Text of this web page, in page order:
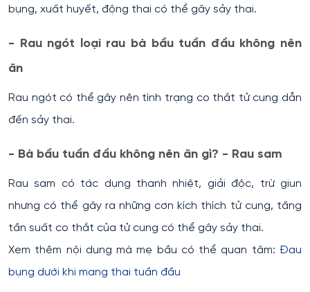
bụng, xuất huyết, động thai có thể gây sảy thai.
- Rau ngót loại rau bà bầu tuần đầu không nên
ăn
Rau ngót có thể gây nên tình trạng co thắt tử cung dẫn
đến sảy thai.
- Bà bầu tuần đầu không nên ăn gì? - Rau sam
Rau sam có tác dụng thanh nhiệt, giải độc, trừ giun
nhưng có thể gây ra những cơn kích thích tử cung, tăng
tần suất co thắt của tử cung có thể gây sảy thai.
Xem thêm nội dung mà mẹ bầu có thể quan tâm: Đau
bụng dưới khi mang thai tuần đầu